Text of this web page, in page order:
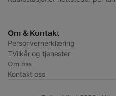
Om & Kontakt
Personvernerklæring
TVilkår og tjenester
Om oss
Kontakt oss